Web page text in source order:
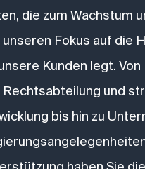
die zum Wachstum
unseren Fokus auf die
Kunden legt.
Rechtsabteilung und
bis hin zu